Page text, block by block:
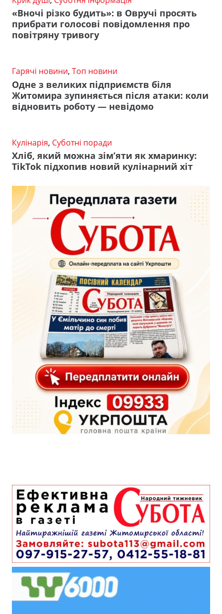
«Вночі різко будить»: в Овручі просять
прибрати голосові повідомлення про
повітряну тривогу
Гарячі новини, Топ новини
Одне з великих підприємств біля
Житомира зупиняється після атаки: коли
відновить роботу — невідомо
Кулінарія, Суботні поради
Хліб, який можна зім’яти як хмаринку:
TikTok підхопив новий кулінарний хіт